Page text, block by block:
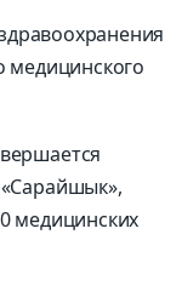
медицинского
медицинских